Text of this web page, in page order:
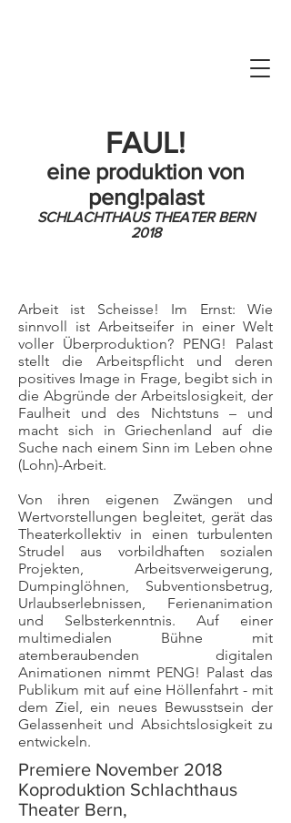
FAUL!
eine produktion von
peng!palast
SCHLACHTHAUS THEATER BERN
2018
Arbeit ist Scheisse! Im Ernst: Wie
sinnvoll ist Arbeitseifer in einer Welt
voller Überproduktion? PENG! Palast
stellt die Arbeitspflicht und deren
positives Image in Frage, begibt sich in
die Abgründe der Arbeitslosigkeit, der
Faulheit und des Nichtstuns – und
macht sich in Griechenland auf die
Suche nach einem Sinn im Leben ohne
(Lohn)-Arbeit.
Von ihren eigenen Zwängen und
Wertvorstellungen begleitet, gerät das
Theaterkollektiv in einen turbulenten
Strudel aus vorbildhaften sozialen
Projekten, Arbeitsverweigerung,
Dumpinglöhnen, Subventionsbetrug,
Urlaubserlebnissen, Ferienanimation
und Selbsterkenntnis. Auf einer
multimedialen Bühne mit
atemberaubenden digitalen
Animationen nimmt PENG! Palast das
Publikum mit auf eine Höllenfahrt - mit
dem Ziel, ein neues Bewusstsein der
Gelassenheit und Absichtslosigkeit zu
entwickeln.
Premiere November 2018
Koproduktion Schlachthaus
Theater Bern,